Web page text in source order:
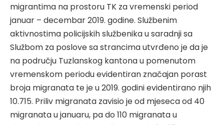
migrantima na prostoru TK za vremenski period
januar – decembar 2019. godine. Službenim
aktivnostima policijskih službenika u saradnji sa
Službom za poslove sa strancima utvrđeno je da je
na području Tuzlanskog kantona u pomenutom
vremenskom periodu evidentiran značajan porast
broja migranata te je u 2019. godini evidentirano njih
10.715. Priliv migranata zavisio je od mjeseca od 40
migranata u januaru, pa do 110 migranata u